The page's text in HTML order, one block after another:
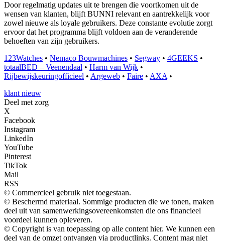
Door regelmatig updates uit te brengen die voortkomen uit de
wensen van klanten, blijft BUNNI relevant en aantrekkelijk voor
zowel nieuwe als loyale gebruikers. Deze constante evolutie zorgt
ervoor dat het programma blijft voldoen aan de veranderende
behoeften van zijn gebruikers.
123Watches • Nemaco Bouwmachines • Segway • 4GEEKS •
totaalBED – Veenendaal • Harm van Wijk •
Rijbewijskeuringofficieel • Argeweb • Faire • AXA •
klant nieuw
Deel met zorg
X
Facebook
Instagram
LinkedIn
YouTube
Pinterest
TikTok
Mail
RSS
© Commercieel gebruik niet toegestaan.
© Beschermd materiaal. Sommige producten die we tonen, maken
deel uit van samenwerkingsovereenkomsten die ons financieel
voordeel kunnen opleveren.
© Copyright is van toepassing op alle content hier. We kunnen een
deel van de omzet ontvangen via productlinks. Content mag niet